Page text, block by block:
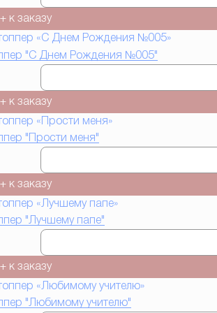
+ к заказу
"С Днем Рождения №005"
+ к заказу
"Прости меня"
+ к заказу
"Лучшему папе"
+ к заказу
"Любимому учителю"